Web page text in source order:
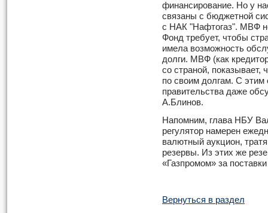
финансирование. Но у
связаны с бюджетной
с НАК "Нафтогаз". МВФ
Фонд требует, чтобы
имела возможность
долги. МВФ (как
со страной, показывает,
по своим долгам. С этим
правительства даже
А.Блинов.
Напомним, глава НБУ
регулятор намерен
валютный аукцион,
резервы. Из этих же
«Газпромом» за поставки
Вернуться в раздел